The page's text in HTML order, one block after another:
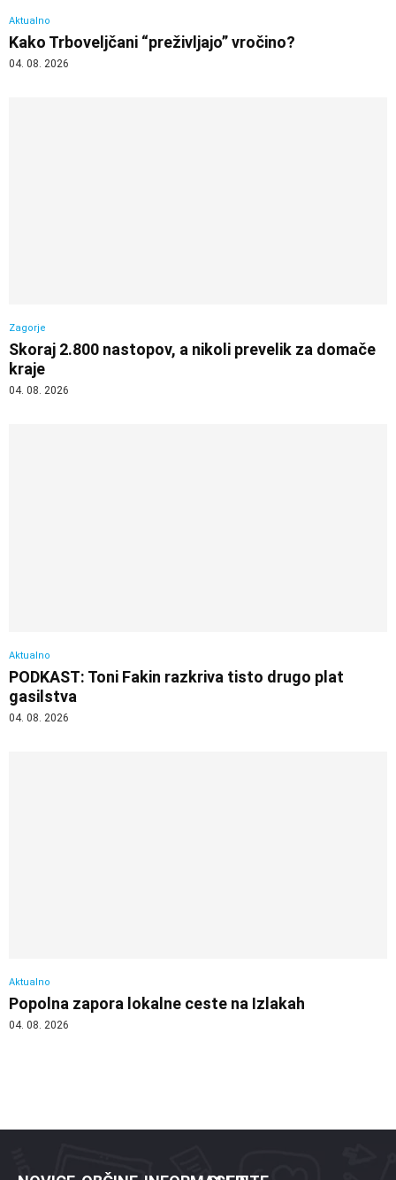
Aktualno
Kako Trboveljčani “preživljajo” vročino?
04. 08. 2026
Zagorje
Skoraj 2.800 nastopov, a nikoli prevelik za domače
kraje
04. 08. 2026
Aktualno
PODKAST: Toni Fakin razkriva tisto drugo plat
gasilstva
04. 08. 2026
Aktualno
Popolna zapora lokalne ceste na Izlakah
04. 08. 2026